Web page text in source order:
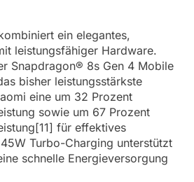
ein elegantes,
leistungsfähiger Hardware.
Snapdragon® 8s Gen 4 Mobile
bisher leistungsstärkste
eine um 32 Prozent
sowie um 67 Prozent
für effektives
Turbo-Charging unterstützt
schnelle Energieversorgung